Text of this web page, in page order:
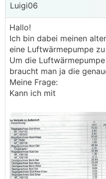
Luigi06
Hallo!
Ich bin dabei meinen
eine Luftwärmepumpe
Um die
braucht man ja die
Meine Frage:
Kann ich mit